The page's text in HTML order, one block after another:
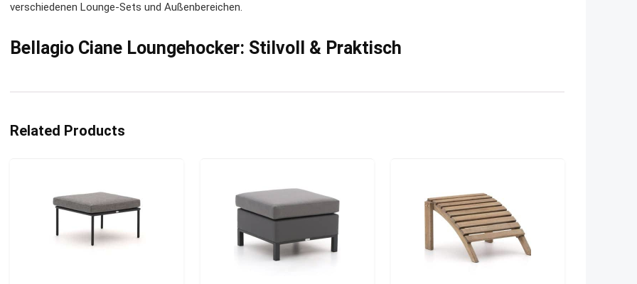
verschiedenen Lounge-Sets und Außenbereichen.
Bellagio Ciane Loungehocker: Stilvoll & Praktisch
Related Products